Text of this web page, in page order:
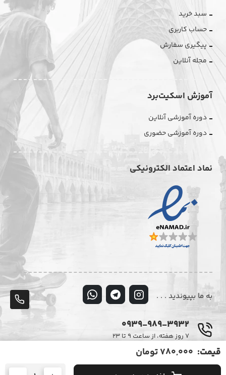
قیمت: 780,000 تومان
سبد خرید
حساب کاربری
پیگیری سفارش
مجله آنلاین
آموزش اسکیت‌برد
دوره آموزشی آنلاین
دوره آموزشی حضوری
نماد اعتماد الکترونیکی
به ما بپیوندید . . .
0939-989-3932
۷ روز هفته، از ساعت ۹ تا ۲۳
© تمامی حقوق این وبسایت متعلق به فروشگاه اینترنتی دیزایر می‌باشد.